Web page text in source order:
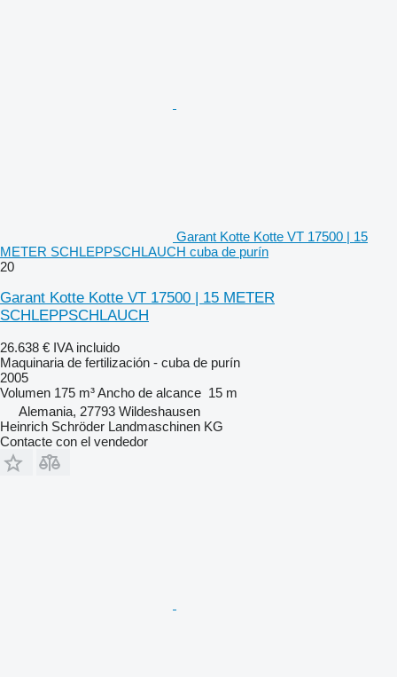
Garant Kotte Kotte VT 17500 | 15
METER SCHLEPPSCHLAUCH cuba de purín
20
Garant Kotte Kotte VT 17500 | 15 METER
SCHLEPPSCHLAUCH
26.638 € IVA incluido
Maquinaria de fertilización - cuba de purín
2005
Volumen 175 m³Ancho de alcance 15 m
Alemania, 27793 Wildeshausen
Heinrich Schröder Landmaschinen KG
Contacte con el vendedor